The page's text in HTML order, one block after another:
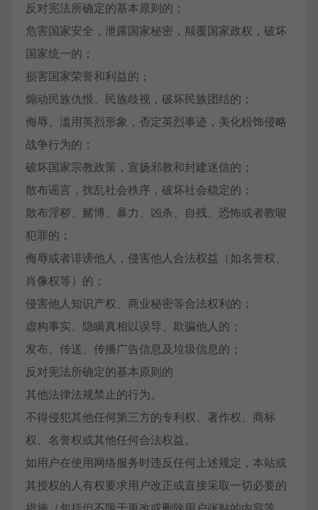
反对宪法所确定的基本原则的；
危害国家安全，泄露国家秘密，颠覆国家政权，破坏
国家统一的；
损害国家荣誉和利益的；
煽动民族仇恨、民族歧视，破坏民族团结的；
侮辱、滥用英烈形象，否定英烈事迹，美化粉饰侵略
战争行为的；
破坏国家宗教政策，宣扬邪教和封建迷信的；
散布谣言，扰乱社会秩序，破坏社会稳定的；
散布淫秽、赌博、暴力、凶杀、自残、恐怖或者教唆
犯罪的；
侮辱或者诽谤他人，侵害他人合法权益（如名誉权、
肖像权等）的；
侵害他人知识产权、商业秘密等合法权利的；
虚构事实、隐瞒真相以误导、欺骗他人的；
发布、传送、传播广告信息及垃圾信息的；
反对宪法所确定的基本原则的
其他法律法规禁止的行为。
不得侵犯其他任何第三方的专利权、著作权、商标
权、名誉权或其他任何合法权益。
如用户在使用网络服务时违反任何上述规定，本站或
其授权的人有权要求用户改正或直接采取一切必要的